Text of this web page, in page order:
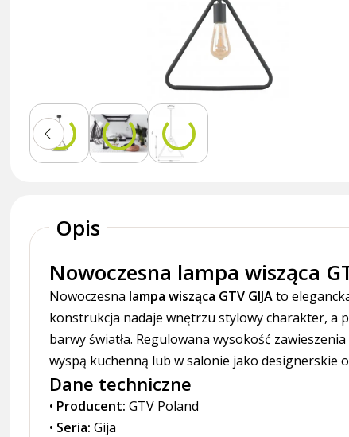
Opis
Nowoczesna lampa wisząca
Nowoczesna lampa wisząca GTV GIJAto
konstrukcja nadaje wnętrzu stylowy charakter, a
barwy światła. Regulowana wysokość
wyspą kuchenną lub w salonie jako designerskie
Dane techniczne
• Producent: GTV Poland
• Seria: Gija